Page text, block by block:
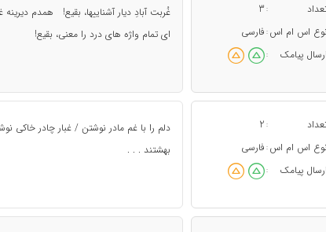
:
3
نوع اس ام اس : فارسی
ارسال پیامک
:
غُربت آبادِ دیار آشناییها، بقیع! همدم
اى تمام واژه هاى درد را معنى، بقیع!
:
2
نوع اس ام اس : فارسی
ارسال پیامک
:
دلم را با غم مادر نوشتن / غبار چادر
بهشتند . . .